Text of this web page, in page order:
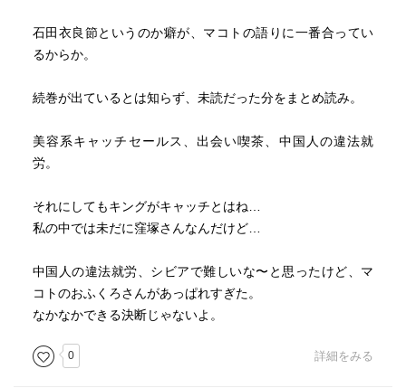
石田衣良節というのか癖が、マコトの語りに一番合ってい
るからか。
続巻が出ているとは知らず、未読だった分をまとめ読み。
美容系キャッチセールス、出会い喫茶、中国人の違法就
労。
それにしてもキングがキャッチとはね…
私の中では未だに窪塚さんなんだけど…
中国人の違法就労、シビアで難しいな〜と思ったけど、マ
コトのおふくろさんがあっぱれすぎた。
なかなかできる決断じゃないよ。
0 詳細をみる